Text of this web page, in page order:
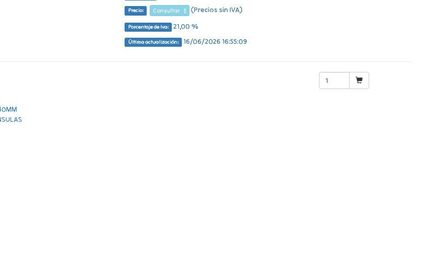
Precio: Consultar $ (Precios sin IVA)
Porcentaje de Iva: 21,00 %
Última actualización: 16/06/2026 16:55:09